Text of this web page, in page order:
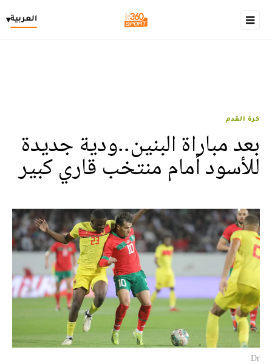
العربية▾
كرة القدم
بعد مباراة البنين..ودية جديدة
للأسود أمام منتخب قاري كبير
Dr